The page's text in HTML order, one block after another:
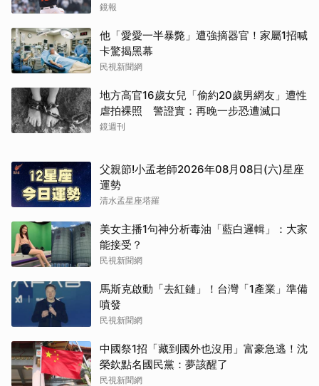
鏡報
他「愛愛一半暴斃」遭強摘器官！家屬1招喊
卡驚揭黑幕
民視新聞網
地方高官16歲女兒「偷約20歲男網友」遭性
虐拍裸照 警證實：再晚一步恐遭滅口
鏡週刊
父親節!小孟老師2026年08月08日(六)星座
運勢
清水孟星座塔羅
美女主播1句神分析毒油「藍白邏輯」：大家
能接受？
民視新聞網
馬斯克啟動「去紅鏈」！台灣「1產業」準備
噴發
民視新聞網
中國祭1招「藏到國外也沒用」富豪急逃！沈
榮欽點名國民黨：夢該醒了
民視新聞網